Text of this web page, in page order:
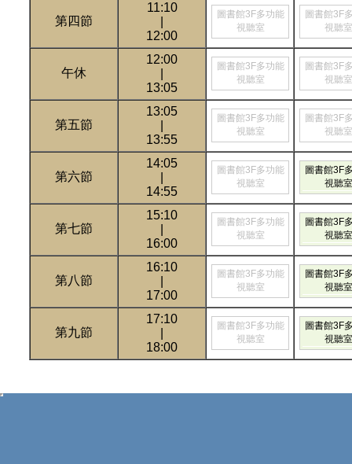
第四節
11:10
12:00
圖書館3F多功能
視聽室
圖書館3F
視聽室
午休
12:00
13:05
圖書館3F多功能
視聽室
圖書館3F
視聽室
第五節
13:05
13:55
圖書館3F多功能
視聽室
圖書館3F
視聽室
第六節
14:05
14:55
圖書館3F多功能
視聽室
圖書館3F
視聽室
第七節
15:10
16:00
圖書館3F多功能
視聽室
圖書館3F
視聽室
第八節
16:10
17:00
圖書館3F多功能
視聽室
圖書館3F
視聽室
第九節
17:10
18:00
圖書館3F多功能
視聽室
圖書館3F
視聽室